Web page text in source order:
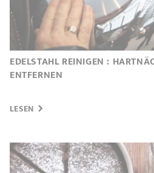
EDELSTAHL REINIGEN :
ENTFERNEN
LESEN